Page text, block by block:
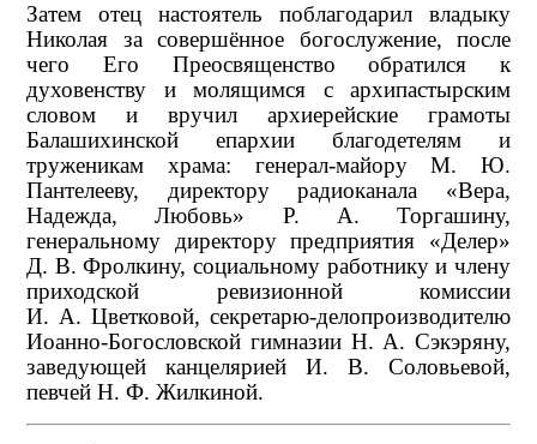
Затем отец настоятель поблагодарил владыку
Николая за совершённое богослужение, после
чего Его Преосвященство обратился к
духовенству и молящимся с архипастырским
словом и вручил архиерейские грамоты
Балашихинской епархии благодетелям и
труженикам храма: генерал-майору М. Ю.
Пантелееву, директору радиоканала «Вера,
Надежда, Любовь» Р. А. Торгашину,
генеральному директору предприятия «Делер»
Д. В. Фролкину, социальному работнику и члену
приходской ревизионной комиссии
И. А. Цветковой, секретарю-делопроизводителю
Иоанно-Богословской гимназии Н. А. Сэкэряну,
заведующей канцелярией И. В. Соловьевой,
певчей Н. Ф. Жилкиной.